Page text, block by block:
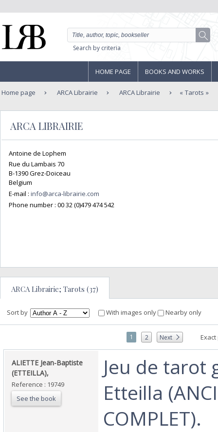
Search by criteria
HOME PAGE BOOKS AND WORKS
Home page ARCA Librairie ARCA Librairie Tarots
ARCA LIBRAIRIE
Antoine de Lophem
Rue du Lambais 70
B-1390 Grez-Doiceau
Belgium
E-mail : info@arca-librairie.com
Phone number : 00 32 (0)479 474 542
ARCA Librairie; Tarots (37)
Sort by With images only Nearby only
1 2 Next
‎ALIETTE Jean-Baptiste
(ETTEILLA),‎
Reference : 19749
See the book
‎Jeu de tarot
Etteilla
COMPLET).‎